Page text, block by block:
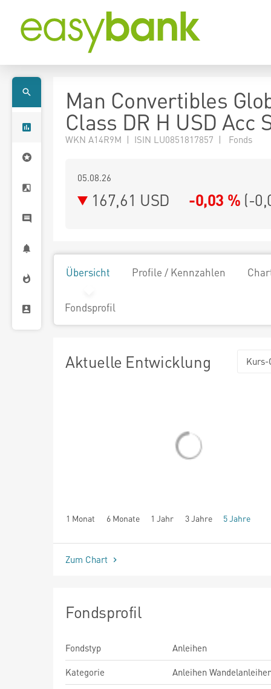
Man Convertibles
Class DR H USD Acc
WKN A14R9M | ISIN LU0851817857 | Fonds
05.08.26
167,61 USD -0,03 % (-
Übersicht Profile / Kennzahlen
Fondsprofil
Aktuelle Entwicklung Kurs-
1 Monat 6 Monate 1 Jahr 3 Jahre 5 Jahre
seit Beginn
Zum Chart
Fondsprofil
Fondstyp
Anleihen
Kategorie
Anleihen